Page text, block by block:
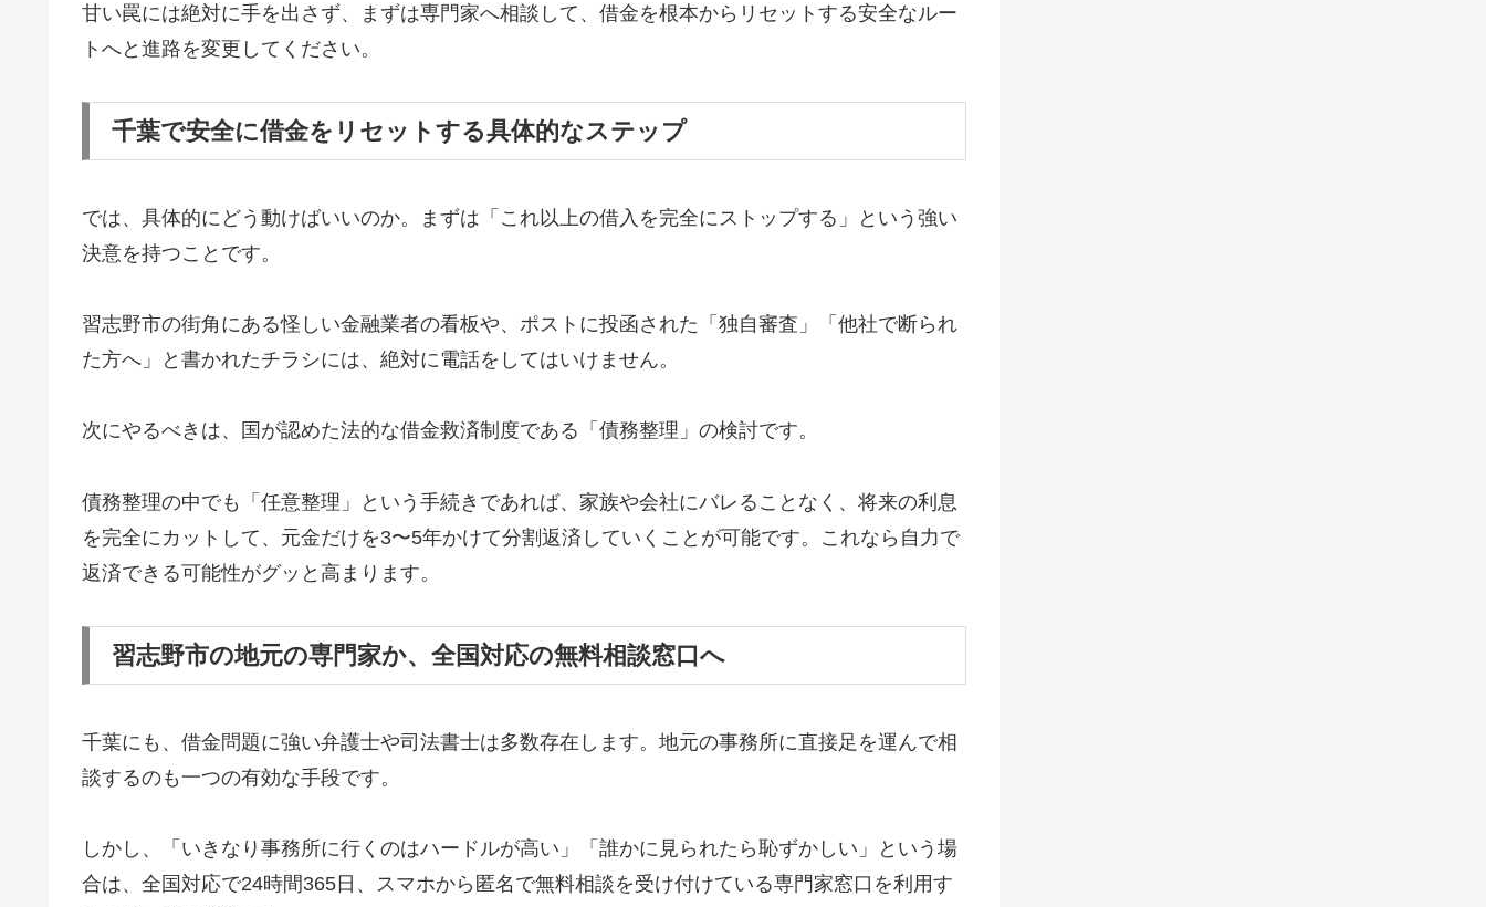
甘い罠には絶対に手を出さず、まずは専門家へ相談して、借金を根本からリセットする安全なルー
トへと進路を変更してください。
千葉で安全に借金をリセットする具体的なステップ
では、具体的にどう動けばいいのか。まずは「これ以上の借入を完全にストップする」という強い
決意を持つことです。
習志野市の街角にある怪しい金融業者の看板や、ポストに投函された「独自審査」「他社で断られ
た方へ」と書かれたチラシには、絶対に電話をしてはいけません。
次にやるべきは、国が認めた法的な借金救済制度である「債務整理」の検討です。
債務整理の中でも「任意整理」という手続きであれば、家族や会社にバレることなく、将来の利息
を完全にカットして、元金だけを3〜5年かけて分割返済していくことが可能です。これなら自力で
返済できる可能性がグッと高まります。
習志野市の地元の専門家か、全国対応の無料相談窓口へ
千葉にも、借金問題に強い弁護士や司法書士は多数存在します。地元の事務所に直接足を運んで相
談するのも一つの有効な手段です。
しかし、「いきなり事務所に行くのはハードルが高い」「誰かに見られたら恥ずかしい」という場
合は、全国対応で24時間365日、スマホから匿名で無料相談を受け付けている専門家窓口を利用す